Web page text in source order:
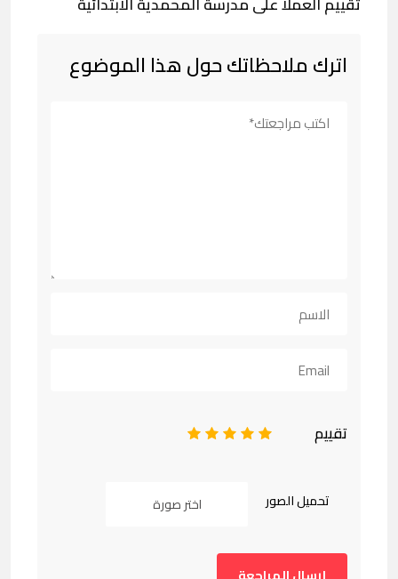
اترك ملاحظاتك حول هذا الموضوع
تقييم 5
4
3
2
تحميل الصور اختر صورة